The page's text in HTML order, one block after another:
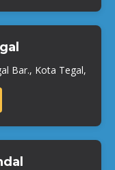
Bar., Kota Tegal,